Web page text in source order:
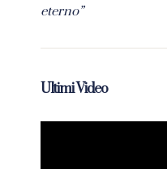
eterno”
Ultimi Video